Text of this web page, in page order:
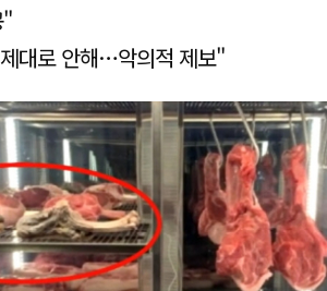
대로 안해…악의적 제보"